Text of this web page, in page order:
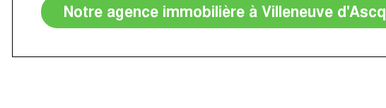
Notre agence immobilière à Villeneuve d'Ascq